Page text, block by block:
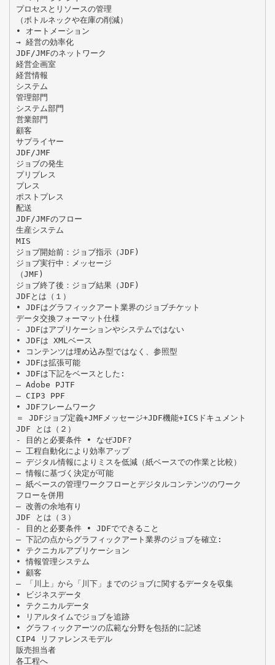
プロセスとリソースの管理
（ボトルネックや在庫の削減）
• オートメーション
→ 経営の効率化
JDF/JMFのネットワーク
経営企画室
経営情報
システム
管理部門
システム部門
営業部門
顧客
サプライヤー
JDF/JMF
ジョブの発生
プリプレス
プレス
ポストプレス
配送
JDF/JMFのフロー
生産システム
MIS
ジョブ開始前：ジョブ指示（JDF)
ジョブ実行中：メッセージ
（JMF)
ジョブ終了後：ジョブ結果（JDF)
JDFとは（１）
• JDFはグラフィックアート業界のジョブチケット
データ交換フォーマット仕様
- JDFはアプリケーションやシステムではない
• JDFは XMLベース
• コンテンツは埋め込み型ではなく、参照型
• JDFは拡張可能
• JDFは下記をベースとした:
– Adobe PJTF
– CIP3 PPF
• JDFフレームワーク
＝ JDFジョブ定義+JMFメッセージ+JDF機能+ICSドキュメント
JDF とは（２）
- 目的と必要条件 • なぜJDF?
– 工程自動化により効率アップ
– デジタル情報によりミスを低減（紙ベースでの作業と比較）
– 情報に基づく決定が可能
– 紙ベースの管理ワークフローとデジタルコンテンツのワーク
フローを併用
– 改善の余地有り
JDF とは（３）
- 目的と必要条件 • JDFでできること
– 下記の点からグラフィックアート業界のジョブを確立:
• テクニカルアプリケーション
• 情報管理システム
• 顧客
– 「川上」から「川下」までのジョブに関するデータを収集
• ビジネスデータ
• テクニカルデータ
• リアルタイムでジョブを追跡
• グラフィックアーツの広範な分野を包括的に記述
CIP4 リファレンスモデル
販売担当者
各工程へ